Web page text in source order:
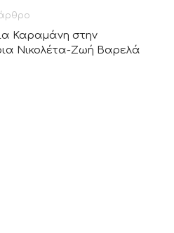
Καραμάνη στην
Νικολέτα-Ζωή Βαρελά